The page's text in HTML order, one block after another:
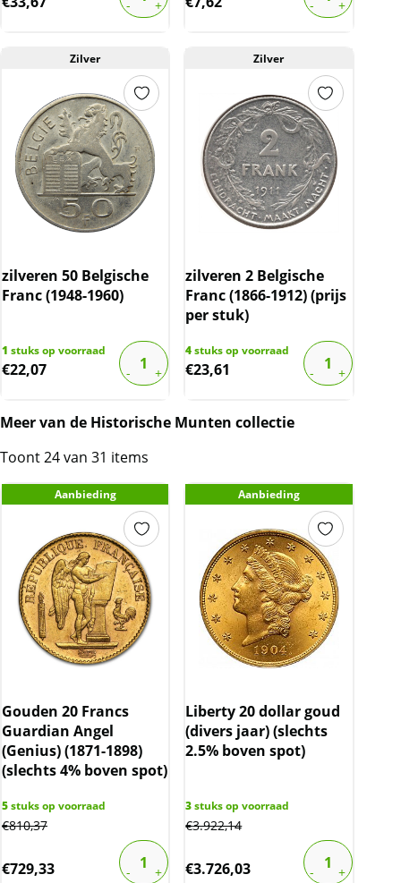
Zilver
zilveren 50 Belgische
Franc (1948-1960)
1 stuks op voorraad
€22,07
Zilver
zilveren 2 Belgische
Franc (1866-1912) (prijs
per stuk)
4stuks op voorraad
€23,61
Meer van de Historische Munten collectie
Toont 24 van 31 items
Aanbieding
Gouden 20 Francs
Guardian Angel
(Genius) (1871-1898)
(slechts 4% boven spot)
5stuks op voorraad
€810,37
€729,33
Aanbieding
Liberty 20 dollar goud
(divers jaar) (slechts
2.5% boven spot)
3stuks op voorraad
€3.922,14
€3.726,03